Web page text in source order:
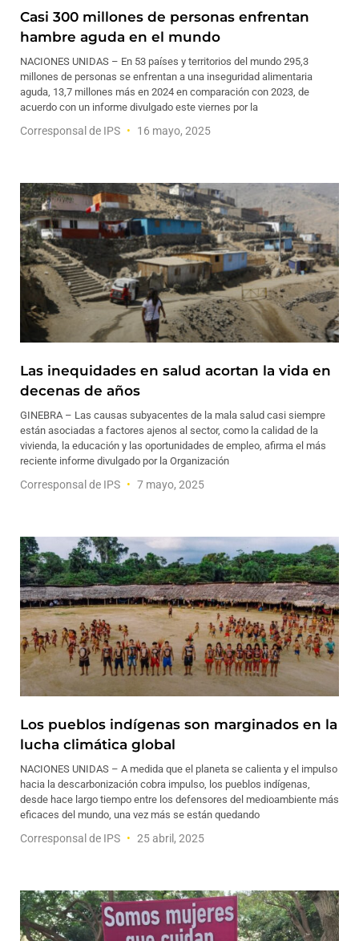
Casi 300 millones de personas enfrentan
hambre aguda en el mundo
NACIONES UNIDAS – En 53 países y territorios del mundo 295,3
millones de personas se enfrentan a una inseguridad alimentaria
aguda, 13,7 millones más en 2024 en comparación con 2023, de
acuerdo con un informe divulgado este viernes por la
Corresponsal de IPS 16 mayo, 2025
Las inequidades en salud acortan la vida en
decenas de años
GINEBRA – Las causas subyacentes de la mala salud casi siempre
están asociadas a factores ajenos al sector, como la calidad de la
vivienda, la educación y las oportunidades de empleo, afirma el más
reciente informe divulgado por la Organización
Corresponsal de IPS 7 mayo, 2025
Los pueblos indígenas son marginados en la
lucha climática global
NACIONES UNIDAS – A medida que el planeta se calienta y el impulso
hacia la descarbonización cobra impulso, los pueblos indígenas,
desde hace largo tiempo entre los defensores del medioambiente más
eficaces del mundo, una vez más se están quedando
Corresponsal de IPS 25 abril, 2025